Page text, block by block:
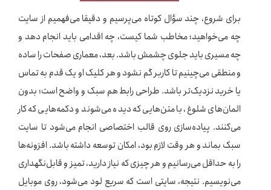
برای شروع، چند سؤال کوتاه می‌پرسیم و دقیقا می‌فهمیم از سایت
چه می‌خواهید؛ مخاطب شما کیست، چه اقدامی باید انجام دهد و
چه مسیری باید جلوی چشمش باشد. بعد، معماری صفحات را ساده
و منطقی می‌چینیم تا کاربر گم نشود و هر کلیک او یک قدم به تماس
یا خرید نزدیک‌تر باشد. طراحی رابط هم سبک و واضح است؛ بدون
المان‌های شلوغ، با متن‌هایی که دیده می‌شوند و دکمه‌هایی که کار
می‌کنند. پیاده‌سازی روی قالب اختصاصی انجام می‌شود تا سایت
سبک بماند و هر وقت لازم بود، امکان توسعه داشته باشد. افزونه‌ها
را به حداقل می‌رسانیم و هر چیزی که نیاز دارید، تمیز و قابل‌نگهداری
می‌نویسیم. نتیجه، سایتی است که سریع لود می‌شود، روی موبایل